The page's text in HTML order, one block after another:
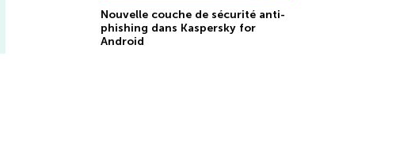
Nouvelle couche de sécurité anti-
phishing dans Kaspersky for
Android